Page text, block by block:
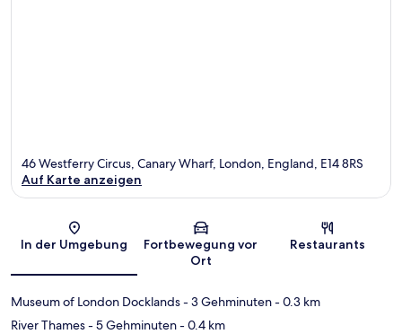
Karte
46 Westferry Circus, Canary Wharf, London, England, E14 8RS
Auf Karte anzeigen
In der Umgebung
Fortbewegung vor
Ort
Restaurants
Museum of London Docklands- 3 Gehminuten- 0.3 km
River Thames- 5 Gehminuten- 0.4 km